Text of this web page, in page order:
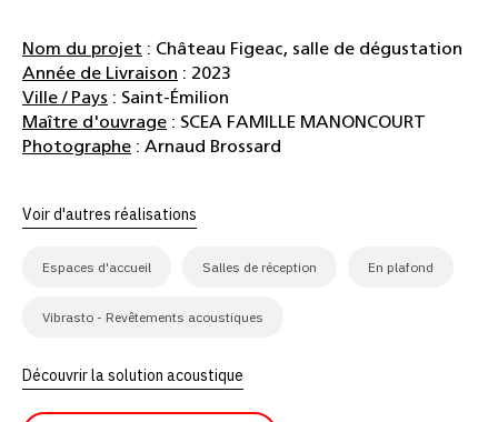
Nom du projet : Château Figeac, salle de dégustation
Année de Livraison : 2023
Ville / Pays : Saint-Émilion
Maître d'ouvrage : SCEA FAMILLE MANONCOURT
Photographe : Arnaud Brossard
Voir d'autres réalisations
Espaces d'accueil Salles de réception En plafond
Vibrasto - Revêtements acoustiques
Découvrir la solution acoustique